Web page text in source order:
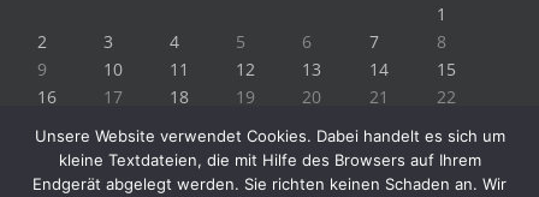
1
2
3 4 5 6 7
8
9
10 11 12 13 14
15
16
17 18 19 20 21
22
« Mai
Juli »
Unsere Website verwendet Cookies. Dabei handelt es sich um
kleine Textdateien, die mit Hilfe des Browsers auf Ihrem
Endgerät abgelegt werden. Sie richten keinen Schaden an. Wir